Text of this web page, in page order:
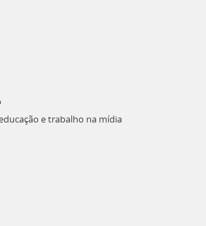
e trabalho na mídia